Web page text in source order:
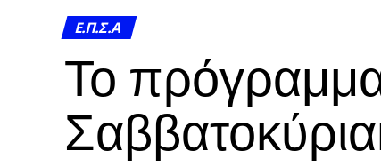
Ε.Π.Σ.Α
Το